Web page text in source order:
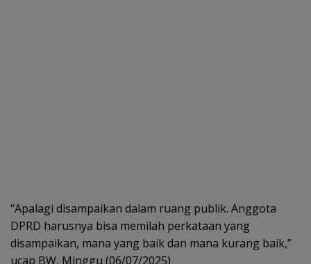
“Apalagi disampaikan dalam ruang publik. Anggota
DPRD harusnya bisa memilah perkataan yang
disampaikan, mana yang baik dan mana kurang baik,”
ucap BW, Minggu (06/07/2025)